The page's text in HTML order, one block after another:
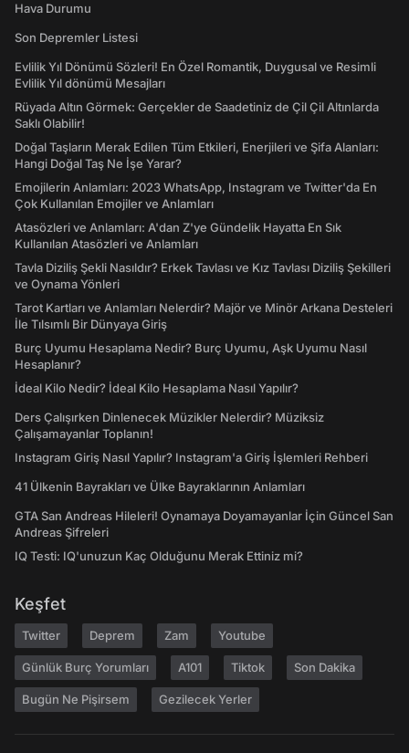
Hava Durumu
Son Depremler Listesi
Evlilik Yıl Dönümü Sözleri! En Özel Romantik, Duygusal ve Resimli
Evlilik Yıl dönümü Mesajları
Rüyada Altın Görmek: Gerçekler de Saadetiniz de Çil Çil Altınlarda
Saklı Olabilir!
Doğal Taşların Merak Edilen Tüm Etkileri, Enerjileri ve Şifa Alanları:
Hangi Doğal Taş Ne İşe Yarar?
Emojilerin Anlamları: 2023 WhatsApp, Instagram ve Twitter'da En
Çok Kullanılan Emojiler ve Anlamları
Atasözleri ve Anlamları: A'dan Z'ye Gündelik Hayatta En Sık
Kullanılan Atasözleri ve Anlamları
Tavla Diziliş Şekli Nasıldır? Erkek Tavlası ve Kız Tavlası Diziliş Şekilleri
ve Oynama Yönleri
Tarot Kartları ve Anlamları Nelerdir? Majör ve Minör Arkana Desteleri
İle Tılsımlı Bir Dünyaya Giriş
Burç Uyumu Hesaplama Nedir? Burç Uyumu, Aşk Uyumu Nasıl
Hesaplanır?
İdeal Kilo Nedir? İdeal Kilo Hesaplama Nasıl Yapılır?
Ders Çalışırken Dinlenecek Müzikler Nelerdir? Müziksiz
Çalışamayanlar Toplanın!
Instagram Giriş Nasıl Yapılır? Instagram'a Giriş İşlemleri Rehberi
41 Ülkenin Bayrakları ve Ülke Bayraklarının Anlamları
GTA San Andreas Hileleri! Oynamaya Doyamayanlar İçin Güncel San
Andreas Şifreleri
IQ Testi: IQ'unuzun Kaç Olduğunu Merak Ettiniz mi?
Keşfet
Twitter Deprem Zam Youtube
Günlük Burç Yorumları A101 Tiktok Son Dakika
Bugün Ne Pişirsem Gezilecek Yerler